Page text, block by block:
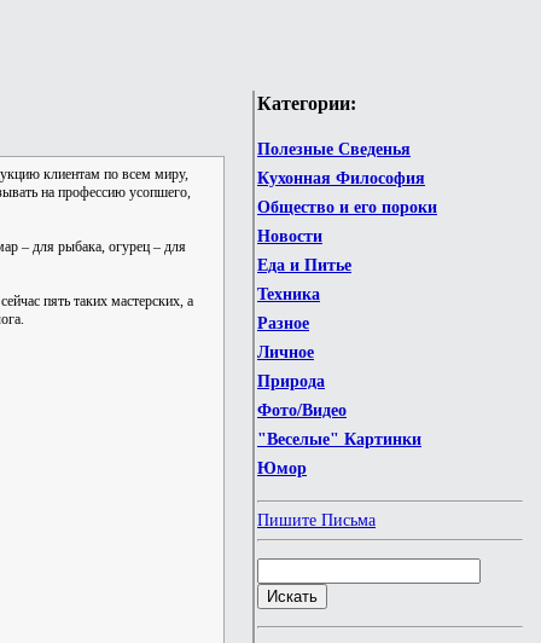
Категории:
Полезные Сведенья
Кухонная Философия
Общество и его пороки
Новости
Еда и Питье
Техника
Разное
Личное
Природа
Фото/Видео
"Веселые" Картинки
Юмор
Пишите Письма
клиентам по всем миру,
на профессию усопшего,
– для рыбака, огурец – для
пять таких мастерских, а